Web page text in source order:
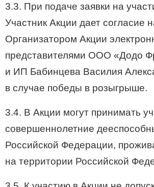
3.3. При подаче заявки на
Участник Акции дает согласие
Организатором Акции
представителями ООО «Додо
и ИП Бабинцева Василия
в случае победы в розыгрыше.
3.4. В Акции могут принимать
совершеннолетние
Российской Федерации,
на территории Российской